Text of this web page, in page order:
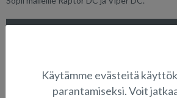
Käytämme evästeitä
parantamiseksi. Voit